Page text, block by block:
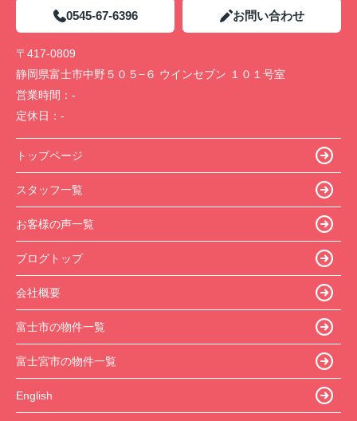
0545-67-6396 お問い合わせ
〒417-0809
静岡県富士市中野５０５−６ ウインセブン １０１号室
営業時間： -
定休日： -
トップページ
スタッフ一覧
お客様の声一覧
ブログトップ
会社概要
富士市の物件一覧
富士宮市の物件一覧
English